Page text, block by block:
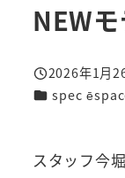
NEW
投稿日
2026年1月
カテゴリー
spec
スタッフ今堀